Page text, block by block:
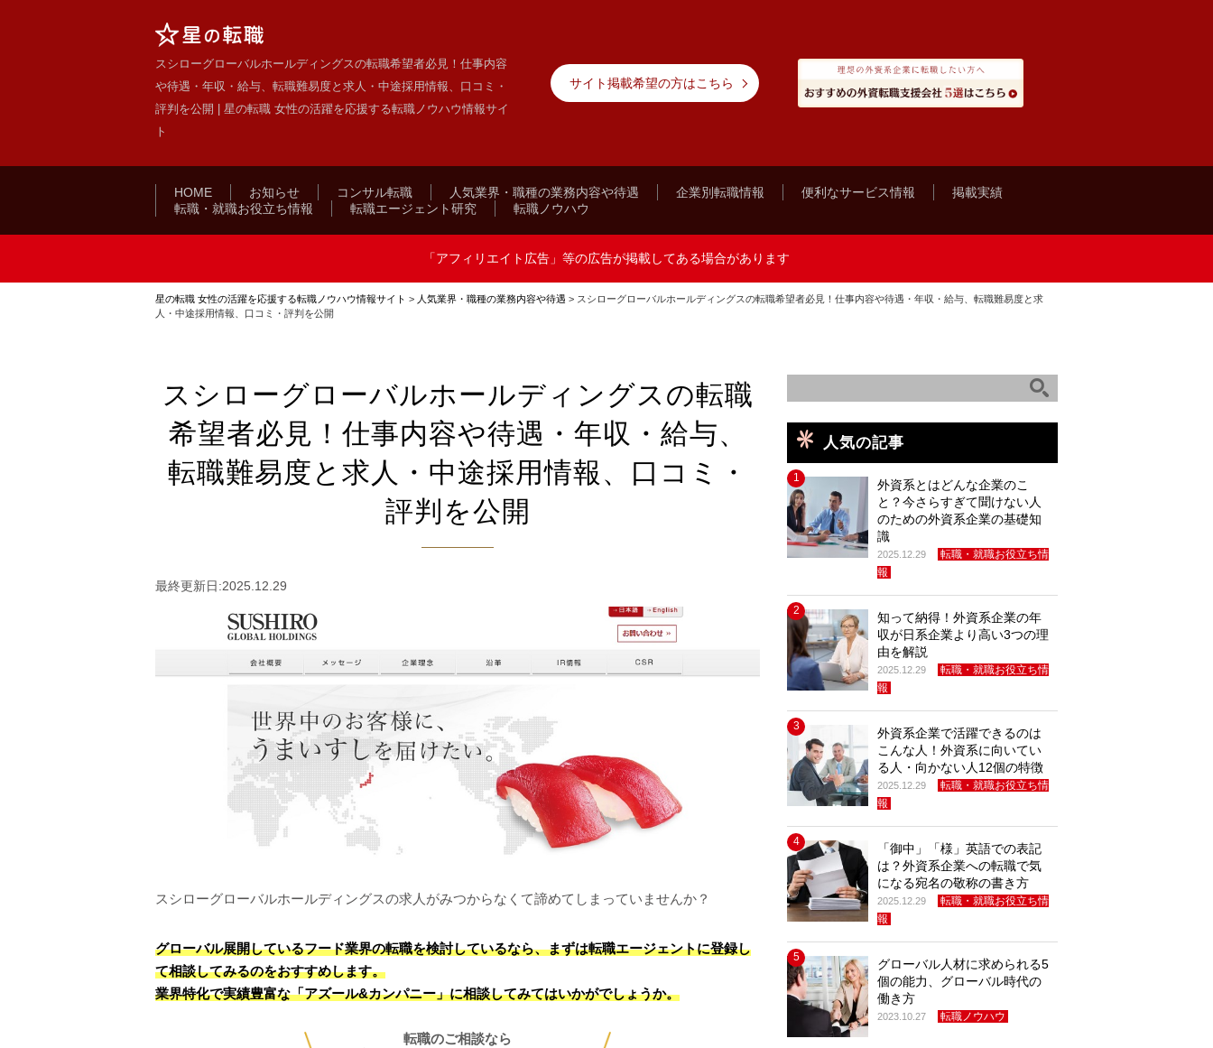
スシローグローバルホールディングスの転職希望者必見！仕事内容
や待遇・年収・給与、転職難易度と求人・中途採用情報、口コミ・
評判を公開 | 星の転職 女性の活躍を応援する転職ノウハウ情報サイ
ト
サイト掲載希望の方はこちら
HOME お知らせ コンサル転職 人気業界・職種の業務内容や待遇 企業別転職情報 便利なサービス情報
掲載実績
転職・就職お役立ち情報
転職エージェント研究 転職ノウハウ
「アフィリエイト広告」等の広告が掲載してある場合があります
星の転職 女性の活躍を応援する転職ノウハウ情報サイト > 人気業界・職種の業務内容や待遇 > スシローグローバルホールディングスの転職希望者必見！仕事内容や待遇・年収・給与、転職難易度と求
人・中途採用情報、口コミ・評判を公開
スシローグローバルホールディングスの転職
希望者必見！仕事内容や待遇・年収・給与、
転職難易度と求人・中途採用情報、口コミ・
評判を公開
最終更新日:2025.12.29
スシローグローバルホールディングスの求人がみつからなくて諦めてしまっていませんか？
グローバル展開しているフード業界の転職を検討しているなら、まずは転職エージェントに登録し
て相談してみるのをおすすめします。
業界特化で実績豊富な「アズール&カンパニー」に相談してみてはいかがでしょうか。
転職のご相談なら
人気の記事
1
外資系とはどんな企業のこ
と？今さらすぎて聞けない人
のための外資系企業の基礎知
識
2025.12.29
転職・就職お役立ち情
報
2
知って納得！外資系企業の年
収が日系企業より高い3つの理
由を解説
2025.12.29
転職・就職お役立ち情
報
3
外資系企業で活躍できるのは
こんな人！外資系に向いてい
る人・向かない人12個の特徴
2025.12.29
転職・就職お役立ち情
報
4
「御中」「様」英語での表記
は？外資系企業への転職で気
になる宛名の敬称の書き方
2025.12.29
転職・就職お役立ち情
報
5
グローバル人材に求められる5
個の能力、グローバル時代の
働き方
2023.10.27 転職ノウハウ